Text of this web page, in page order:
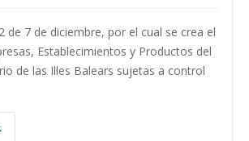
de 7 de diciembre, por el cual se crea el
Establecimientos y Productos del
de las Illes Balears sujetas a control